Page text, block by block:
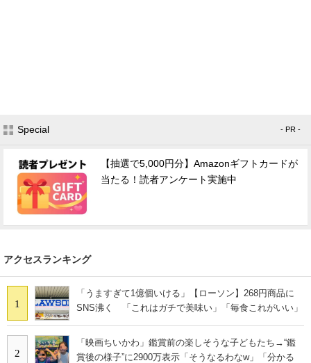
Special - PR -
【抽選で5,000円分】Amazonギフトカードが
当たる！読者アンケート実施中
アクセスランキング
1
「うますぎて1億個いける」【ローソン】268円商品に
SNS沸く 「これはガチで美味い」「毎食これがいい」
2
「映画ちいかわ」鑑賞前の楽しそうな子どもたち→“鑑
賞後の様子”に2900万表示「そうなるわなw」「分かる